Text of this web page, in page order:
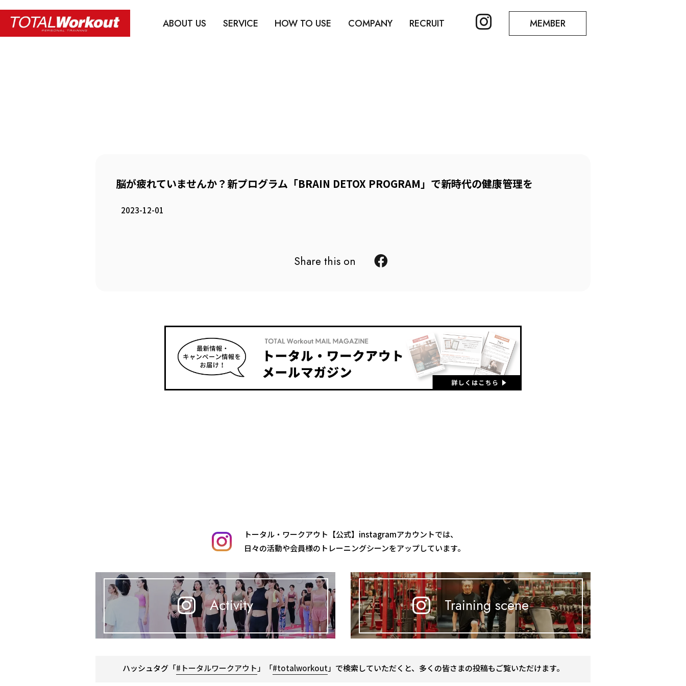
ABOUT US SERVICE HOW TO USE COMPANY RECRUIT MEMBER
脳が疲れていませんか？新プログラム「BRAIN DETOX PROGRAM」で新時代の健康管理を
2023-12-01
Share this on
トータル・ワークアウト【公式】instagramアカウントでは、
日々の活動や会員様のトレーニングシーンをアップしています。
Activity Training scene
ハッシュタグ「#トータルワークアウト 」「#totalworkout 」で検索していただくと、多くの皆さまの投稿もご覧いただけます。